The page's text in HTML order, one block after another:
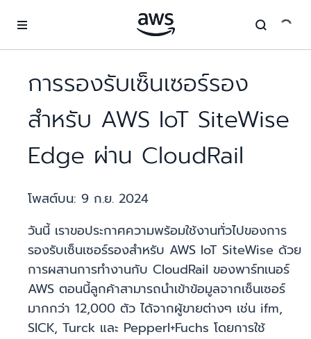
การรองรับเซ็นเซอร์รอง
สำหรับ AWS IoT SiteWise
Edge ผ่าน CloudRail
โพสต์บน: 9 ก.ย. 2024
วันนี้ เราขอประกาศความพร้อมใช้งานทั่วไปของการ
รองรับเซ็นเซอร์รองสำหรับ AWS IoT SiteWise ด้วย
การผสานการทำงานกับ CloudRail ของพาร์ทเนอร์
AWS ตอนนี้ลูกค้าสามารถนำเข้าข้อมูลจากเซ็นเซอร์
มากกว่า 12,000 ตัว ได้จากผู้ขายต่างๆ เช่น ifm,
SICK, Turck และ Pepperl+Fuchs โดยการใช้